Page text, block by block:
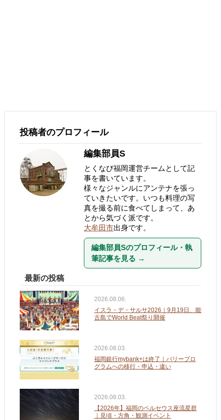
投稿者のプロフィール
編集部員S
とくなび福岡運営チームとして記
事を書いています。
様々なジャンルにアンテナを張っ
ていきたいです。いつも料理の写
真を撮る前に食べてしまって、あ
とから気づく派です。
大牟田市出身です。
編集部員Sのプロフィール・執
筆記事を見る →
最新の投稿
2026.08.06.
イスラ・デ・サルサ2026｜9月19日、能
古島でWorld Beat祭り開催
2026.08.03.
福岡銀行mybank+は終了｜バリープロ
グラムへの移行・申込・違い
2026.08.03.
【2026年】福岡のペルセウス座流星群
｜見頃・方角・観測イベント